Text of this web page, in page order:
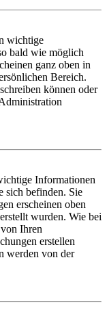
wichtige
bald wie möglich
ganz oben in
Bereich.
können oder
Informationen
sich befinden. Sie
erscheinen oben
wurden. Wie bei
Ihren
erstellen
werden von der